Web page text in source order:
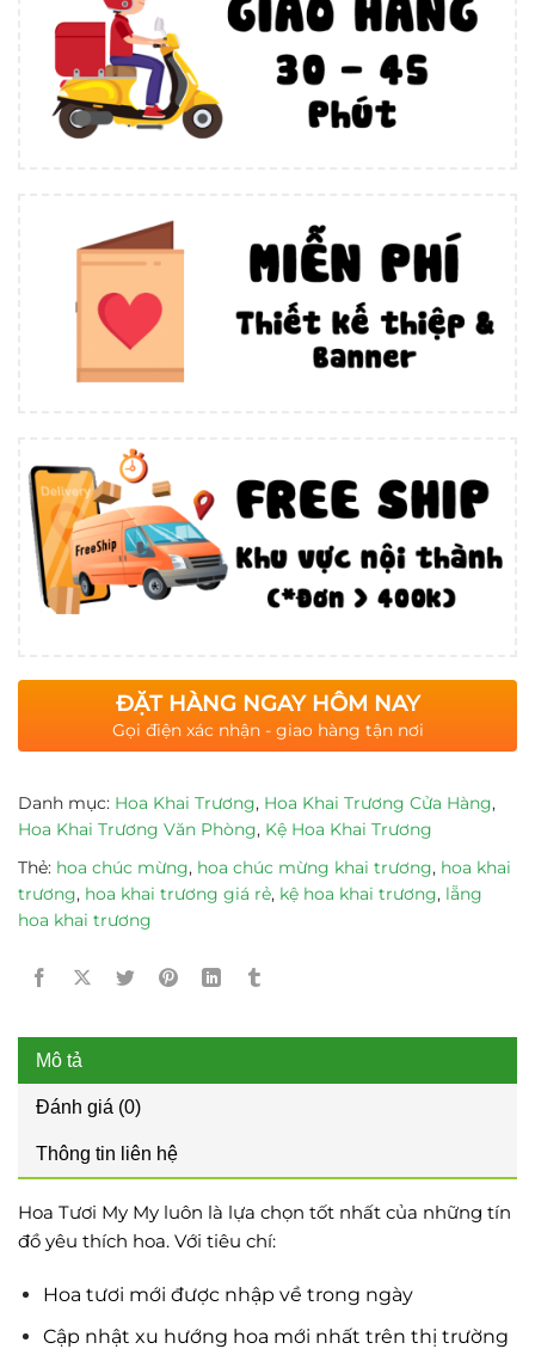
ĐẶT HÀNG NGAY HÔM NAY
Gọi điện xác nhận - giao hàng tận nơi
Danh mục: Hoa Khai Trương, Hoa Khai Trương Cửa Hàng,
Hoa Khai Trương Văn Phòng, Kệ Hoa Khai Trương
Thẻ: hoa chúc mừng, hoa chúc mừng khai trương, hoa khai
trương, hoa khai trương giá rẻ, kệ hoa khai trương, lẵng
hoa khai trương
Mô tả
Đánh giá (0)
Thông tin liên hệ
Hoa Tươi My My luôn là lựa chọn tốt nhất của những tín
đồ yêu thích hoa. Với tiêu chí:
Hoa tươi mới được nhập về trong ngày
Cập nhật xu hướng hoa mới nhất trên thị trường